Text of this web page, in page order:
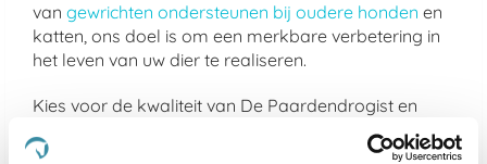
van gewrichten ondersteunen bij oudere honden en
katten, ons doel is om een merkbare verbetering in
het leven van uw dier te realiseren.
Kies voor de kwaliteit van De Paardendrogist en
Dursy Dog en ervaar zelf de voordelen van onze
zorgvuldig samengestelde producten. Uw dier